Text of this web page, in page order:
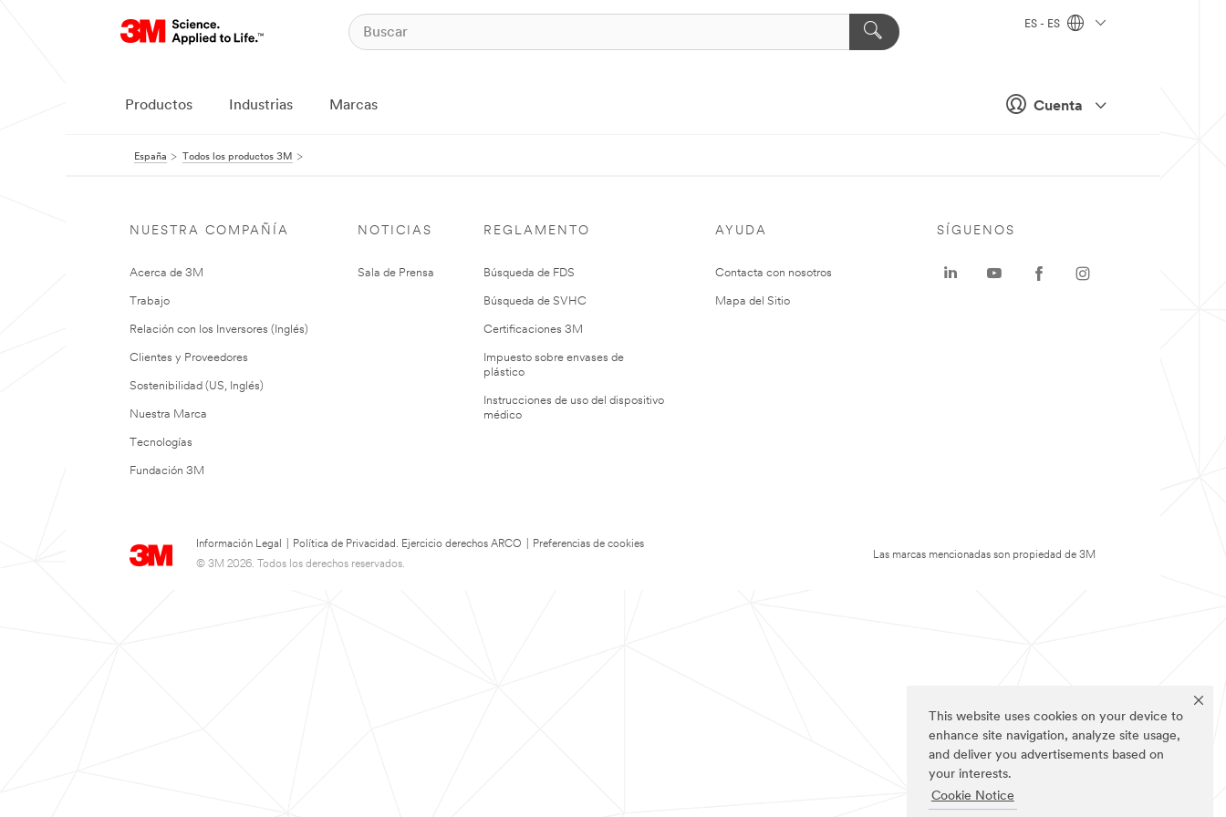
This website uses cookies on your device to
enhance site navigation, analyze site usage,
and deliver you advertisements based on
your interests.
Cookie Notice
Cuenta
ES - ES
Productos Industrias Marcas
España Todos los productos 3M
NUESTRA COMPAÑÍA
Acerca de 3M
Trabajo
Relación con los Inversores (Inglés)
Clientes y Proveedores
Sostenibilidad (US, Inglés)
Nuestra Marca
Tecnologías
Fundación 3M
NOTICIAS
Sala de Prensa
REGLAMENTO
Búsqueda de FDS
Búsqueda de SVHC
Certificaciones 3M
Impuesto sobre envases de
plástico
Instrucciones de uso del dispositivo
médico
AYUDA
Contacta con nosotros
Mapa del Sitio
Información Legal Política de Privacidad. Ejercicio derechos ARCO
Preferencias de cookies
© 3M 2026. Todos los derechos reservados.
SÍGUENOS
Las marcas mencionadas son propiedad de 3M